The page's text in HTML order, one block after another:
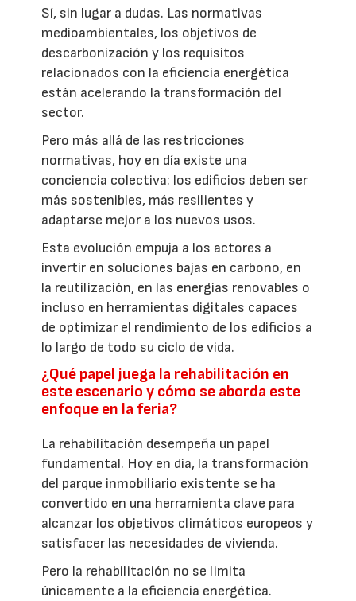
Sí, sin lugar a dudas. Las normativas
medioambientales, los objetivos de
descarbonización y los requisitos
relacionados con la eficiencia energética
están acelerando la transformación del
sector.
Pero más allá de las restricciones
normativas, hoy en día existe una
conciencia colectiva: los edificios deben ser
más sostenibles, más resilientes y
adaptarse mejor a los nuevos usos.
Esta evolución empuja a los actores a
invertir en soluciones bajas en carbono, en
la reutilización, en las energías renovables o
incluso en herramientas digitales capaces
de optimizar el rendimiento de los edificios a
lo largo de todo su ciclo de vida.
¿Qué papel juega la rehabilitación en
este escenario y cómo se aborda este
enfoque en la feria?
La rehabilitación desempeña un papel
fundamental. Hoy en día, la transformación
del parque inmobiliario existente se ha
convertido en una herramienta clave para
alcanzar los objetivos climáticos europeos y
satisfacer las necesidades de vivienda.
Pero la rehabilitación no se limita
únicamente a la eficiencia energética.